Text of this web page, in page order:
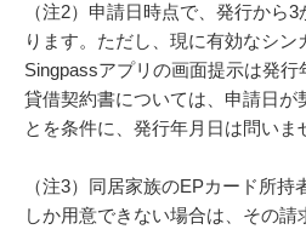
（注2）申請日時点で、発行から
ります。ただし、現に有効なシ
Singpassアプリの画面提示は発
貸借契約書については、申請日が
とを条件に、発行年月日は問いま
（注3）同居家族のEPカード所
しか用意できない場合は、その